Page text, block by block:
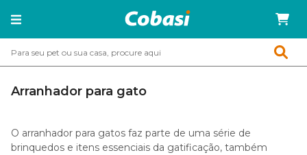
Arranhador para gato
O arranhador para gatos faz parte de uma série de
brinquedos e itens essenciais da gatificação, também